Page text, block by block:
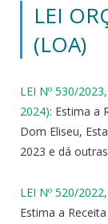
LEI
(LOA)
LEI Nº 530/
2024): Estima a
Dom Eliseu,
2023 e dá
LEI Nº 520/
Estima a